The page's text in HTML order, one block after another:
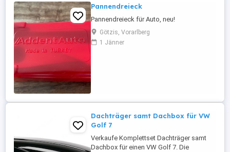
Pannendreieck
Pannendreieck für Auto, neu!
Götzis, Vorarlberg
1 Jänner
Dachträger samt Dachbox für VW
Golf 7
Verkaufe Komplettset Dachträger samt
Dachbox für einen VW Golf 7. Die